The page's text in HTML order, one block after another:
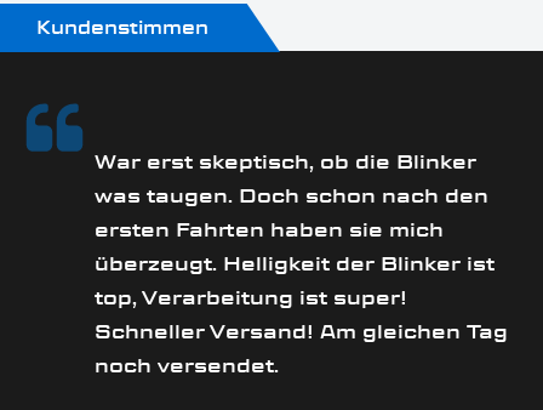
Lenkerarmaturenblinker
Kundenstimmen
War erst skeptisch, ob die Blinker
was taugen. Doch schon nach den
ersten Fahrten haben sie mich
überzeugt. Helligkeit der Blinker ist
top, Verarbeitung ist super!
Schneller Versand! Am gleichen Tag
noch versendet.